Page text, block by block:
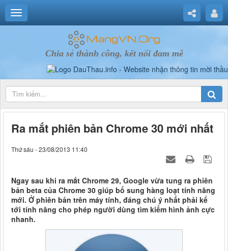
Chia sẻ thành công, kết nối đam mê
Ra mắt phiên bản Chrome 30 mới nhất
Thứ sáu - 23/08/2013 11:40
Ngay sau khi ra mắt Chrome 29, Google vừa tung ra phiên
bản beta của Chrome 30 giúp bổ sung hàng loạt tính năng
mới. Ở phiên bản trên máy tính, đáng chú ý nhất phải kể
tới tính năng cho phép người dùng tìm kiếm hình ảnh cực
nhanh.